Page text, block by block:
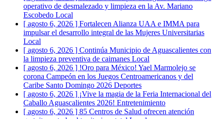
operativo de desmalezado y limpieza en la Av. Mariano
Escobedo Local
[ agosto 6, 2026 ] Fortalecen Alianza UAA e IMMA para
impulsar el desarrollo integral de las Mujeres Universitarias
Local
[ agosto 6, 2026 ] Continúa Municipio de Aguascalientes con
la limpieza preventiva de caimanes Local
[ agosto 6, 2026 ] !Oro para México! Yael Marmolejo se
corona Campeón en los Juegos Centroamericanos y del
Caribe Santo Domingo 2026 Deportes
[ agosto 6, 2026 ] ¡Vive la magia de la Feria Internacional del
Caballo Aguascalientes 2026! Entretenimiento
[ agosto 6, 2026 ] 85 Centros de Salud ofrecen atención